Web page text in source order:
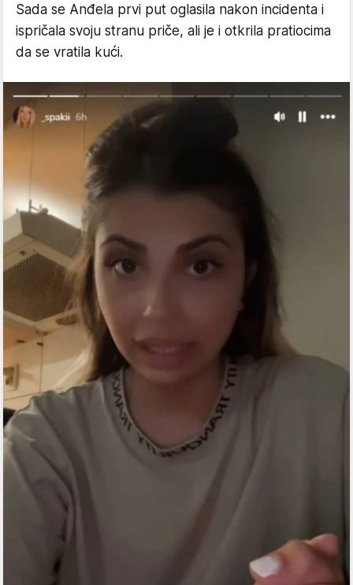
Sada se Anđela prvi put oglasila nakon incidenta i
ispričala svoju stranu priče, ali je i otkrila pratiocima
da se vratila kući.